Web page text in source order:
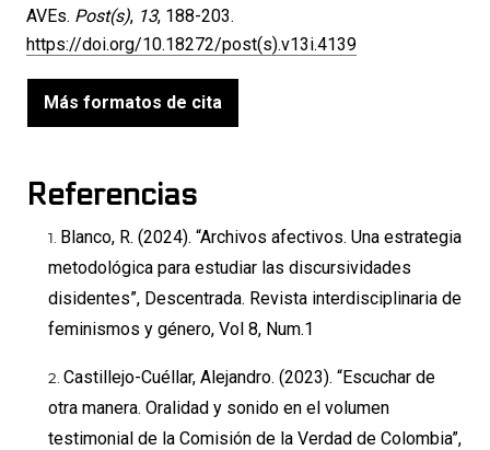
AVEs. Post(s), 13, 188-203.
https://doi.org/10.18272/post(s).v13i.4139
Más formatos de cita
Referencias
Blanco, R. (2024). “Archivos afectivos. Una estrategia
metodológica para estudiar las discursividades
disidentes”, Descentrada. Revista interdisciplinaria de
feminismos y género, Vol 8, Num.1
Castillejo-Cuéllar, Alejandro. (2023). “Escuchar de
otra manera. Oralidad y sonido en el volumen
testimonial de la Comisión de la Verdad de Colombia”,